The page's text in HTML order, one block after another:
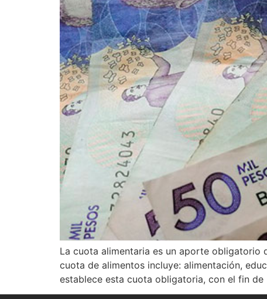
La cuota alimentaria es un aporte obligatorio
cuota de alimentos incluye: alimentación,
establece esta cuota obligatoria, con el fin